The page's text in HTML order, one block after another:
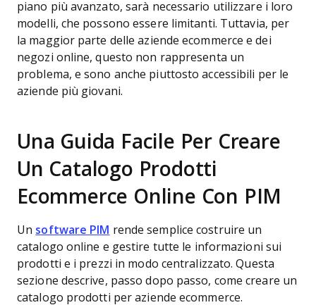
piano più avanzato, sarà necessario utilizzare i loro
modelli, che possono essere limitanti. Tuttavia, per
la maggior parte delle aziende ecommerce e dei
negozi online, questo non rappresenta un
problema, e sono anche piuttosto accessibili per le
aziende più giovani.
Una Guida Facile Per Creare
Un Catalogo Prodotti
Ecommerce Online Con PIM
Un software PIM rende semplice costruire un
catalogo online e gestire tutte le informazioni sui
prodotti e i prezzi in modo centralizzato. Questa
sezione descrive, passo dopo passo, come creare un
catalogo prodotti per aziende ecommerce.